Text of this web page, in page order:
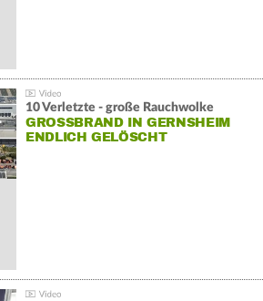
10 Verletzte - große Rauchwolke
GROSSBRAND IN GERNSHEIM E
NDLICH GELÖSCHT